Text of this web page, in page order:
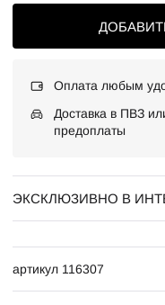
Оплата любым
Доставка в ПВЗ
предоплаты
ЭКСКЛЮЗИВНО В
артикул 116307